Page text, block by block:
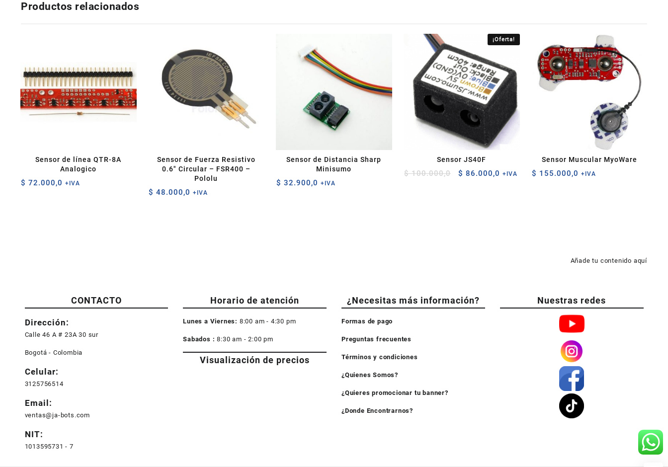
Productos relacionados
Sensor de línea QTR-8A
Analogico
$ 72.000,0 +IVA
Sensor de Fuerza Resistivo
0.6″ Circular – FSR400 –
Pololu
$ 48.000,0 +IVA
Sensor de Distancia Sharp
Minisumo
$ 32.900,0 +IVA
¡Oferta!
Sensor JS40F
$100.000,0
El
$ 86.000,0 El
+IVA
Sensor Muscular MyoWare
$ 155.000,0 +IVA
Añade tu contenido aquí
CONTACTO
Dirección:
Calle 46 A # 23A 30 sur
Bogotá - Colombia
Celular:
3125756514
Email:
ventas@ja-bots.com
NIT:
1013595731 - 7
Horario de atención
Lunes a Viernes: 8:00 am - 4:30 pm
Sabados :8:30 am - 2:00 pm
Visualización de precios
¿Necesitas más información?
Formas de pago
Preguntas frecuentes
Términos y condiciones
¿Quienes Somos?
¿Quieres promocionar tu banner?
¿Donde Encontrarnos?
Nuestras redes